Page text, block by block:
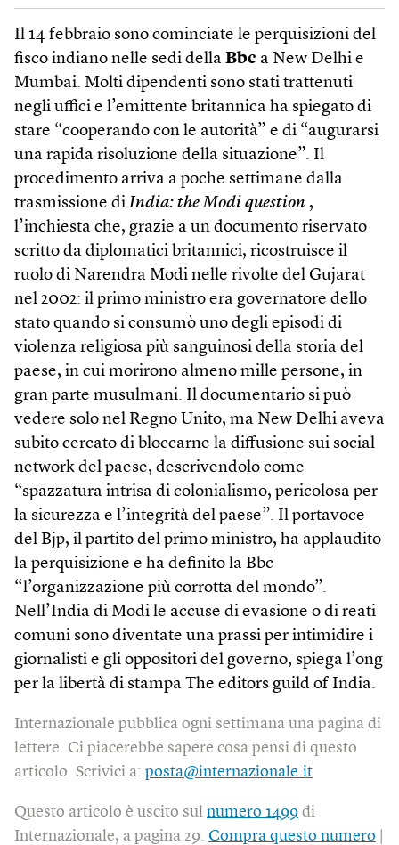
Il 14 febbraio sono cominciate le perquisizioni del
fisco indiano nelle sedi della Bbc a New Delhi e
Mumbai. Molti dipendenti sono stati trattenuti
negli uffici e l’emittente britannica ha spiegato di
stare “cooperando con le autorità” e di “augurarsi
una rapida risoluzione della situazione”. Il
procedimento arriva a poche settimane dalla
trasmissione di India: the Modi question ,
l’inchiesta che, grazie a un documento riservato
scritto da diplomatici britannici, ricostruisce il
ruolo di Narendra Modi nelle rivolte del Gujarat
nel 2002: il primo ministro era governatore dello
stato quando si consumò uno degli episodi di
violenza religiosa più sanguinosi della storia del
paese, in cui morirono almeno mille persone, in
gran parte musulmani. Il documentario si può
vedere solo nel Regno Unito, ma New Delhi aveva
subito cercato di bloccarne la diffusione sui social
network del paese, descrivendolo come
“spazzatura intrisa di colonialismo, pericolosa per
la sicurezza e l’integrità del paese”. Il portavoce
del Bjp, il partito del primo ministro, ha applaudito
la perquisizione e ha definito la Bbc
“l’organizzazione più corrotta del mondo”.
Nell’India di Modi le accuse di evasione o di reati
comuni sono diventate una prassi per intimidire i
giornalisti e gli oppositori del governo, spiega l’ong
per la libertà di stampa The editors guild of India.
Internazionale pubblica ogni settimana una pagina di
lettere. Ci piacerebbe sapere cosa pensi di questo
articolo. Scrivici a: posta@internazionale.it
Questo articolo è uscito sul numero 1499 di
Internazionale, a pagina 29. Compra questo numero